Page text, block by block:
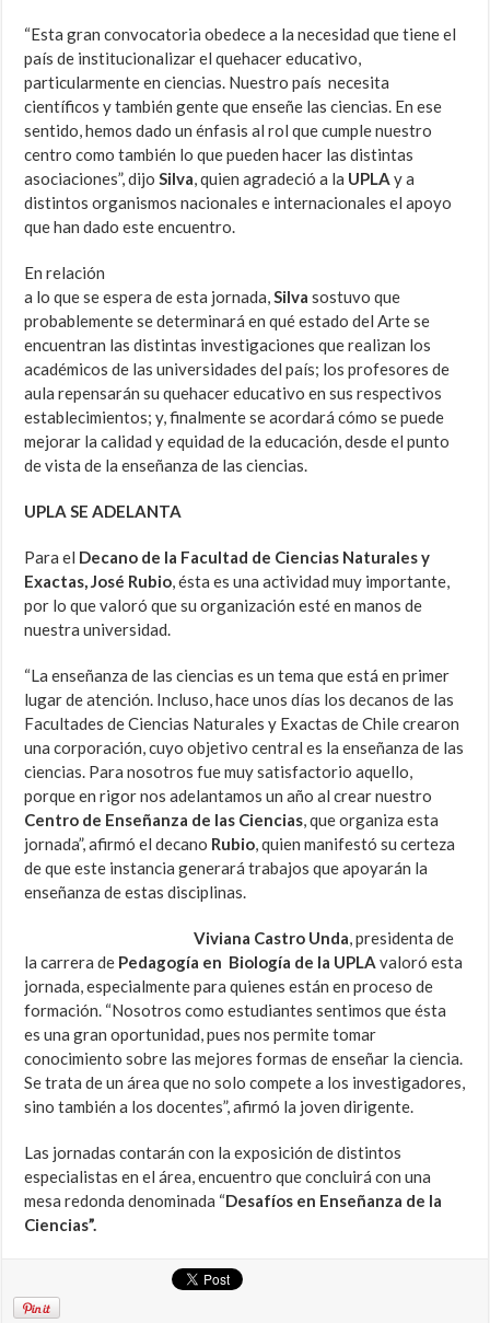
“Esta gran convocatoria obedece a la necesidad que tiene el
país de institucionalizar el quehacer educativo,
particularmente en ciencias. Nuestro país necesita
científicos y también gente que enseñe las ciencias. En ese
sentido, hemos dado un énfasis al rol que cumple nuestro
centro como también lo que pueden hacer las distintas
asociaciones”, dijoSilva, quien agradeció a la UPLA y a
distintos organismos nacionales e internacionales el apoyo
que han dado este encuentro.
En relación
a lo que se espera de esta jornada,Silva sostuvo que
probablemente se determinará en qué estado del Arte se
encuentran las distintas investigaciones que realizan los
académicos de las universidades del país; los profesores de
aula repensarán su quehacer educativo en sus respectivos
establecimientos; y, finalmente se acordará cómo se puede
mejorar la calidad y equidad de la educación, desde el punto
de vista de la enseñanza de las ciencias.
UPLA SE ADELANTA
Para el Decano de la Facultad de Ciencias Naturales y
Exactas, José Rubio, ésta es una actividad muy importante,
por lo que valoró que su organización esté en manos de
nuestra universidad.
“La enseñanza de las ciencias es un tema que está en primer
lugar de atención. Incluso, hace unos días los decanos de las
Facultades de Ciencias Naturales y Exactas de Chile crearon
una corporación, cuyo objetivo central es la enseñanza de las
ciencias. Para nosotros fue muy satisfactorio aquello,
porque en rigor nos adelantamos un año al crear nuestro
Centro de Enseñanza de las Ciencias, que organiza esta
jornada”, afirmó el decano Rubio, quien manifestó su certeza
de que este instancia generará trabajos que apoyarán la
enseñanza de estas disciplinas.
Viviana Castro Unda, presidenta de
la carrera de Pedagogía en Biología de la UPLA valoró esta
jornada, especialmente para quienes están en proceso de
formación. “Nosotros como estudiantes sentimos que ésta
es una gran oportunidad, pues nos permite tomar
conocimiento sobre las mejores formas de enseñar la ciencia.
Se trata de un área que no solo compete a los investigadores,
sino también a los docentes”, afirmó la joven dirigente.
Las jornadas contarán con la exposición de distintos
especialistas en el área, encuentro que concluirá con una
mesa redonda denominada “Desafíos en Enseñanza de la
Ciencias”.